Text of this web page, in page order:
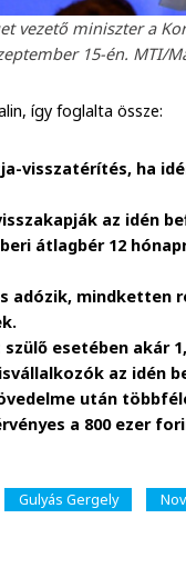
vezető miniszter a
15-én. MTI/
így foglalta össze:
visszatérítés, ha
az idén
átlagbér 12
adózik, mindketten
esetében akár
az idén
után
a 800 ezer
Gulyás Gergely